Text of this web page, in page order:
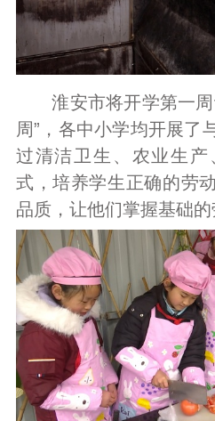
淮安市将开学第一周
周”，各中小学均开展了
过清洁卫生、农业生
式，培养学生正确的劳
品质，让他们掌握基础的